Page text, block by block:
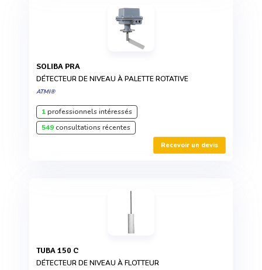
SOLIBA PRA
DÉTECTEUR DE NIVEAU À PALETTE ROTATIVE
ATMI®
1professionnels intéressés
549consultations récentes
Recevoir un devis
TUBA 150 C
DÉTECTEUR DE NIVEAU À FLOTTEUR